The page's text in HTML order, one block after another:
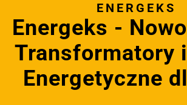
ENERGEKS
Energeks -
Transformatory
Energetyczne